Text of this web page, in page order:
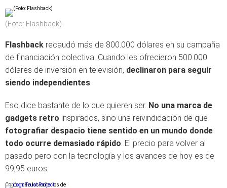
(Foto: Flashback)
Flashback recaudó más de 800.000 dólares en su campaña
de financiación colectiva. Cuando les ofrecieron 500.000
dólares de inversión en televisión, declinaron para seguir
siendo independientes.
Eso dice bastante de lo que quieren ser. No una marca de
gadgets retro inspirados, sino una reivindicación de que
fotografiar despacio tiene sentido en un mundo donde
todo ocurre demasiado rápido. El precio para volver al
pasado pero con la tecnología y los avances de hoy es de
99,95 euros.
Conforme a los criterios de